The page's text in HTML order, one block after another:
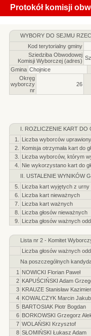
Protokół komisji
WYBORY DO SEJMU
Kod terytorialny gminy
Sziedziba Obwodowej
Komisji Wyborczej (adres)
Gmina Chojnice
Okręg
wyborczy
nr
26
I. ROZLICZENIE KART DO
1.
Liczba wyborców
2.
Komisja otrzymała kart do
3.
Liczba wyborców, którym
4.
Nie wykorzystano kart do
II. USTALENIE WYNIKÓW
5.
Liczba kart wyjętych z urny
6.
Liczba kart nieważnych
7.
Liczba kart ważnych
8.
Liczba głosów nieważnych
9.
Liczba głosów ważnych
Lista nr 2 - Komitet
Liczba głosów ważnych
Na poszczególnych
1
NOWICKI Florian Paweł
2 KAPUŚCIŃSKI Adam
3 KRAUZE Stanisław
4 KOWALCZYK Marcin Jakub
5 BARTOSIAK Piotr Bogdan
6 BORKOWSKI Grzegorz
7 WOLAŃSKI Krzysztof
8 SŁOMIŃSKI Łukasz Adam